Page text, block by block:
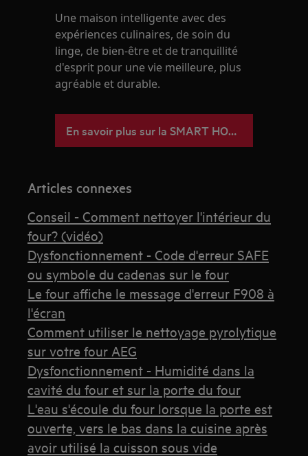
Une maison intelligente avec des
expériences culinaires, de soin du
linge, de bien-être et de tranquillité
d'esprit pour une vie meilleure, plus
agréable et durable.
En savoir plus sur la SMART HOME AEG
Articles connexes
Conseil - Comment nettoyer l'intérieur du
four? (vidéo)
Dysfonctionnement - Code d'erreur SAFE
ou symbole du cadenas sur le four
Le four affiche le message d'erreur F908 à
l'écran
Comment utiliser le nettoyage pyrolytique
sur votre four AEG
Dysfonctionnement - Humidité dans la
cavité du four et sur la porte du four
L'eau s'écoule du four lorsque la porte est
ouverte, vers le bas dans la cuisine après
avoir utilisé la cuisson sous vide